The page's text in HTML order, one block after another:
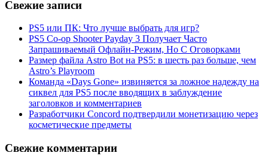
Свежие записи
PS5 или ПК: Что лучше выбрать для игр?
PS5 Co-op Shooter Payday 3 Получает Часто
Запрашиваемый Офлайн-Режим, Но С Оговорками
Размер файла Astro Bot на PS5: в шесть раз больше, чем
Astro’s Playroom
Команда «Days Gone» извиняется за ложное надежду на
сиквел для PS5 после вводящих в заблуждение
заголовков и комментариев
Разработчики Concord подтвердили монетизацию через
косметические предметы
Свежие комментарии